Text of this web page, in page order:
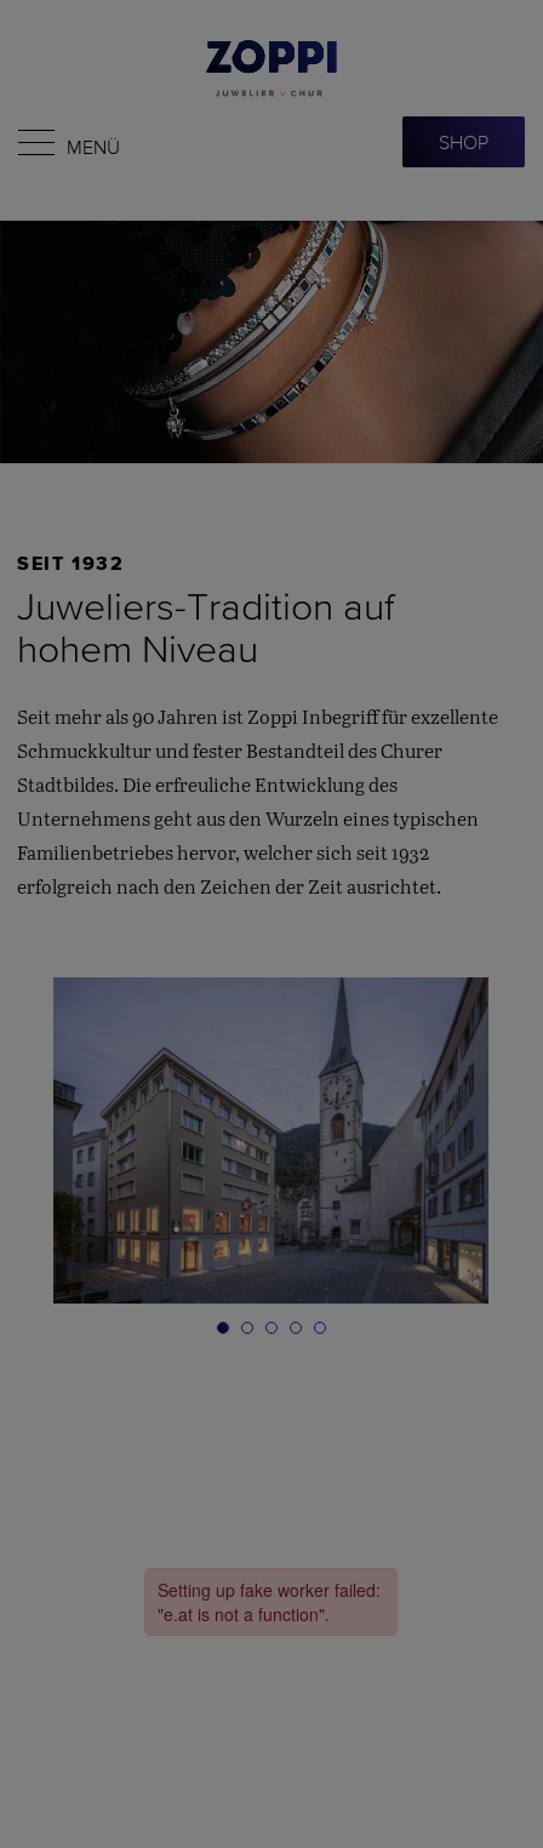
MENÜ SHOP
SEIT 1932
Juweliers-Tradition auf
hohem Niveau
Seit mehr als 90 Jahren ist Zoppi Inbegriff für exzellente
Schmuckkultur und fester Bestandteil des Churer
Stadtbildes. Die erfreuliche Entwicklung des
Unternehmens geht aus den Wurzeln eines typischen
Familienbetriebes hervor, welcher sich seit 1932
erfolgreich nach den Zeichen der Zeit ausrichtet.